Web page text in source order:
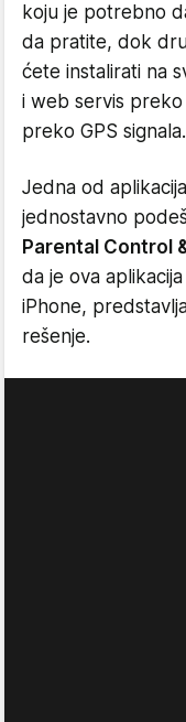
koju je potrebno
da pratite, dok
ćete instalirati na
i web servis
preko GPS signala.
Jedna od
jednostavno
Parental Control
da je ova
iPhone,
rešenje.